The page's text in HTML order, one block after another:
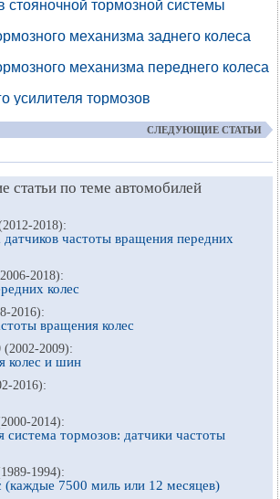
стояночной тормозной системы
механизма заднего колеса
механизма переднего колеса
усилителя тормозов
СЛЕДУЮЩИЕ СТАТЬИ
статьи по теме автомобилей
2018):
датчиков частоты вращения передних
2018):
колес
2016):
вращения колес
2009):
колес и шин
2016):
2014):
система тормозов: датчики частоты
1994):
(каждые 7500 миль или 12 месяцев)